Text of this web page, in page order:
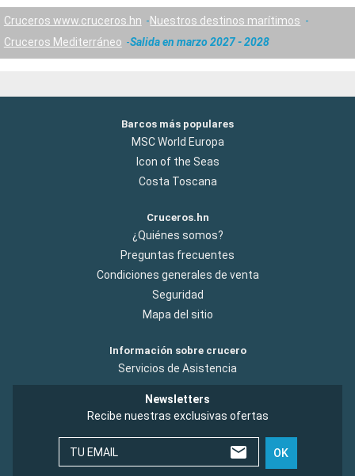
Cruceros www.cruceros.hn
Nuestros destinos marítimos
Cruceros Mediterráneo
Salida en marzo 2027 - 2028
Barcos más populares
MSC World Europa
Icon of the Seas
Costa Toscana
Cruceros.hn
¿Quiénes somos?
Preguntas frecuentes
Condiciones generales de venta
Seguridad
Mapa del sitio
Información sobre crucero
Servicios de Asistencia
Newsletters
Recibe nuestras exclusivas ofertas
TU EMAIL OK